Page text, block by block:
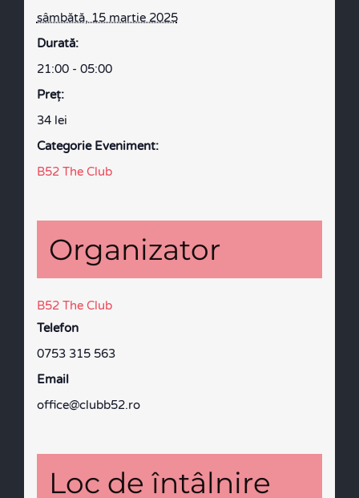
sâmbătă, 15 martie 2025
Durată:
21:00 - 05:00
Preţ:
34 lei
Categorie Eveniment:
B52 The Club
Organizator
B52 The Club
Telefon
0753 315 563
Email
office@clubb52.ro
Loc de întâlnire